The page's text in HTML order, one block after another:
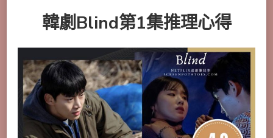
韓劇Blind第1集推理心得